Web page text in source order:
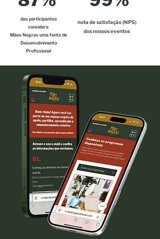
das participantes
considera
Mães Negras uma fonte de
Desenvolvimento
Profissional
nota de satisfação (NPS)
dos nossos eventos